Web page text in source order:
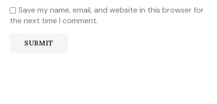
Save my name, email, and website in this browser for
the next time I comment.